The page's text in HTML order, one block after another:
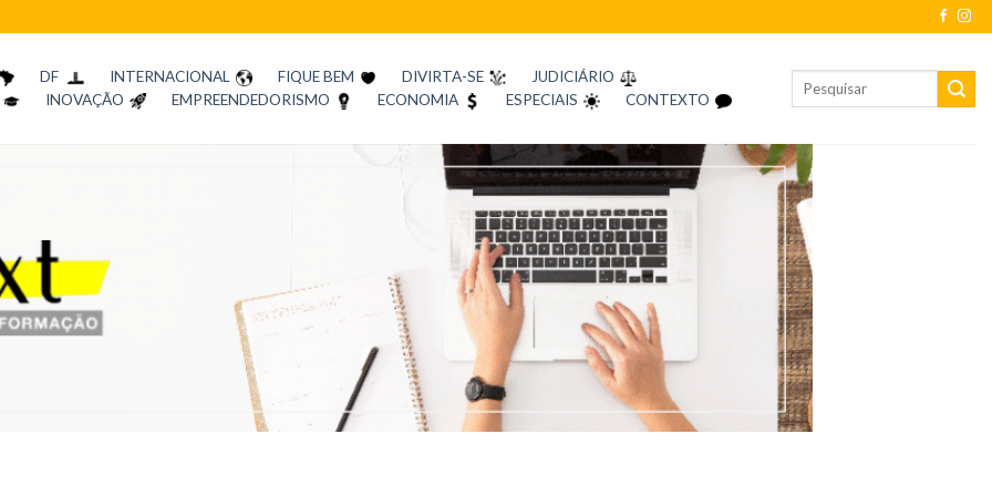
DF INTERNACIONAL FIQUE BEM DIVIRTA-SE
JUDICIÁRIO
INOVAÇÃO EMPREENDEDORISMO ECONOMIA ESPECIAIS CONTEXTO